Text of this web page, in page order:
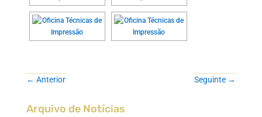
← Anterior Seguinte →
Arquivo de Notícias